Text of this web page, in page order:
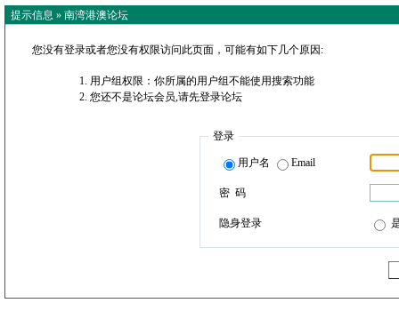
提示信息 » 南湾港澳论坛
您没有登录或者您没有权限访问此页面，可能有如下几个原因:
用户组权限：你所属的用户组不能使用搜索功能
您还不是论坛会员,请先登录论坛
登录
用户名 Email
密 码
隐身登录